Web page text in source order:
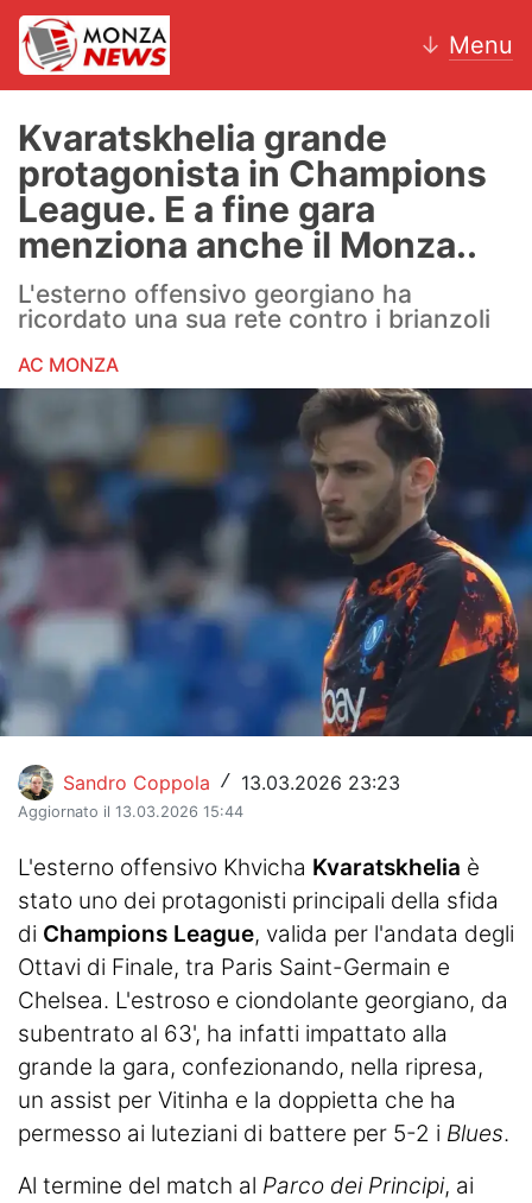
↓ Menu
News
AC Monza
Calcio
Motori
Hockey
Altri sport
Hockey
Pallanuoto
Pallamano
News
Turismo
Eventi
Kvaratskhelia grande
protagonista in Champions
League. E a fine gara
menziona anche il Monza..
L'esterno offensivo georgiano ha
ricordato una sua rete contro i brianzoli
AC MONZA
Sandro Coppola / 13.03.2026 23:23
Aggiornato il 13.03.2026 15:44
L'esterno offensivo Khvicha Kvaratskhelia è
stato uno dei protagonisti principali della sfida
di Champions League, valida per l'andata degli
Ottavi di Finale, tra Paris Saint-Germain e
Chelsea. L'estroso e ciondolante georgiano, da
subentrato al 63', ha infatti impattato alla
grande la gara, confezionando, nella ripresa,
un assist per Vitinha e la doppietta che ha
permesso ai luteziani di battere per 5-2 i Blues.
Al termine del match al Parco dei Principi, ai